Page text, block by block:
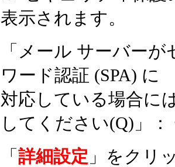
表示されます。
「メール サーバー
ワード認証 (SPA) に
対応している場合に
してください(Q)」：
「 詳細設定 」をクリ